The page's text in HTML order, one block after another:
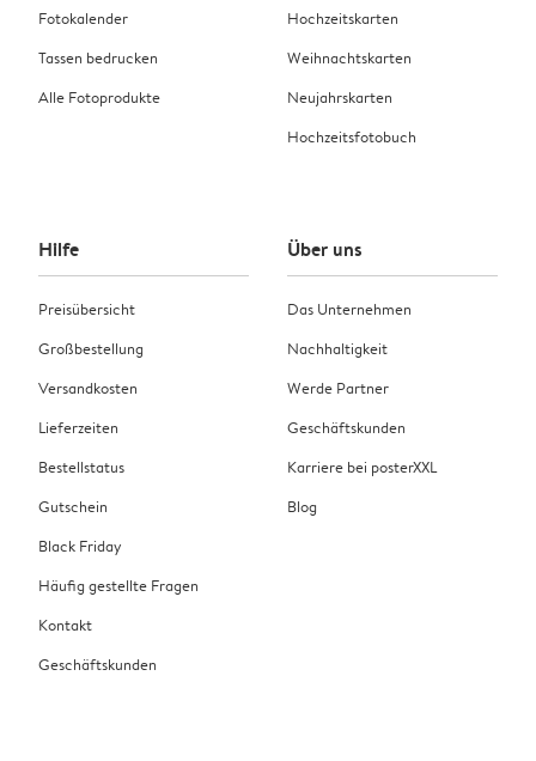
Fotokalender
Tassen bedrucken
Alle Fotoprodukte
Hochzeitskarten
Weihnachtskarten
Neujahrskarten
Hochzeitsfotobuch
Hilfe
Preisübersicht
Großbestellung
Versandkosten
Lieferzeiten
Bestellstatus
Gutschein
Black Friday
Häufig gestellte Fragen
Kontakt
Geschäftskunden
Über uns
Das Unternehmen
Nachhaltigkeit
Werde Partner
Geschäftskunden
Karriere bei posterXXL
Blog